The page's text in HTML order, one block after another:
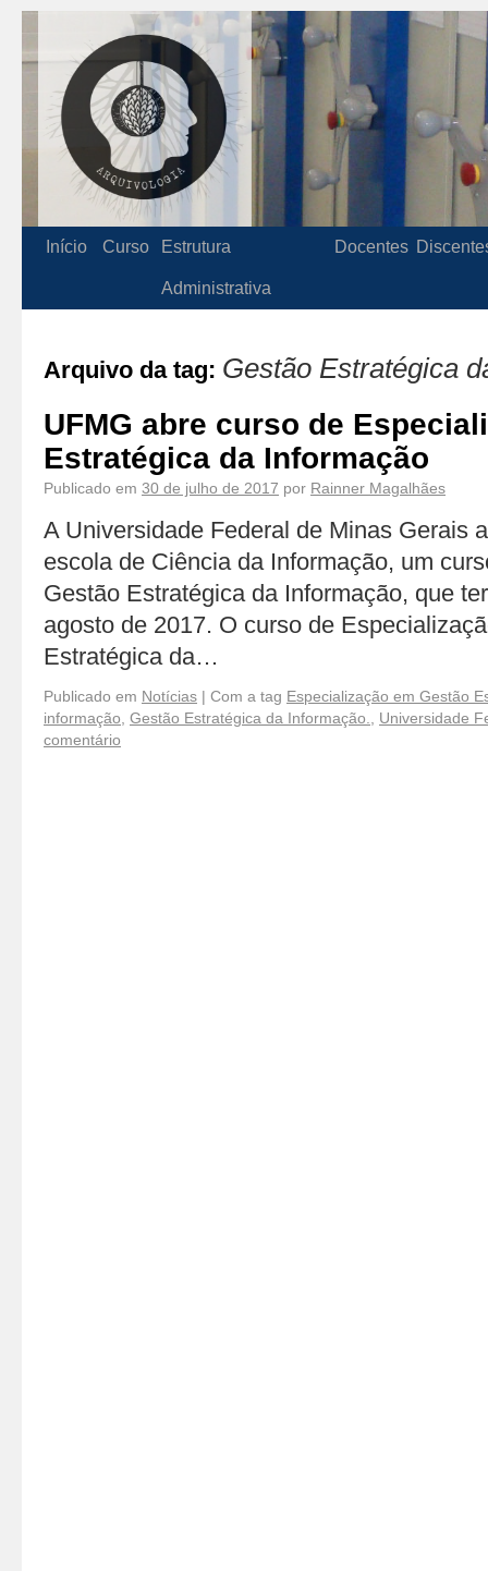
Início Curso Estrutura
Administrativa
Docentes
Arquivo da tag: Gestão Estratégica
UFMG abre curso de
Estratégica da Informação
Publicado em 30 de julho de 2017 por Rainner Magalhães
A Universidade Federal de Minas Gerais
escola de Ciência da Informação, um
Gestão Estratégica da Informação, que
agosto de 2017. O curso de
Estratégica da…
Publicado em Notícias | Com a tag Especialização em Gestão
informação Gestão Estratégica da Informação.
Universidade
comentário